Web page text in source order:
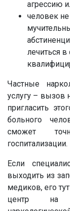
агрессию
человек
лечиться
Частные
услугу – вызов
пригласить
больного
сможет
госпитализации.
Если
выходить из
медиков, его
центр на